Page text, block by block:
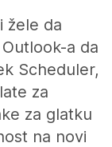
žele da
a da
Scheduler,
za
za glatku
na novi